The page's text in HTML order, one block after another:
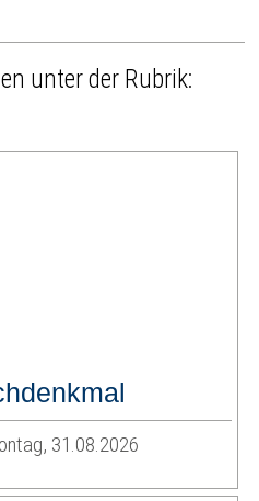
unter der Rubrik:
31.08.2026